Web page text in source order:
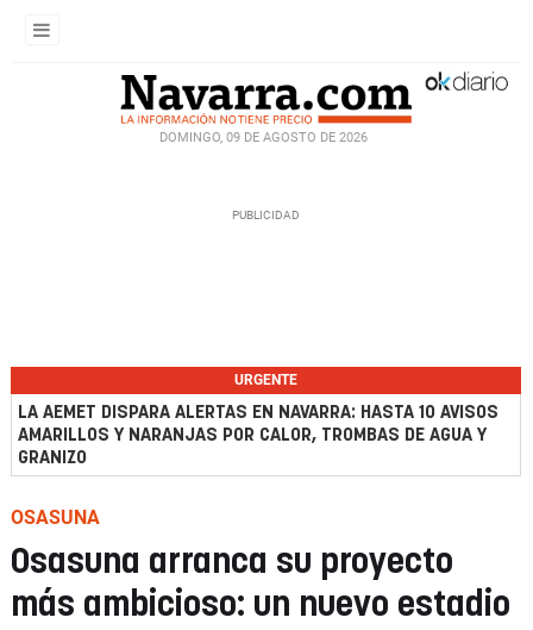
DOMINGO, 09 DE AGOSTO DE 2026
URGENTE
LA AEMET DISPARA ALERTAS EN NAVARRA: HASTA 10 AVISOS
AMARILLOS Y NARANJAS POR CALOR, TROMBAS DE AGUA Y
GRANIZO
OSASUNA
Osasuna arranca su proyecto
más ambicioso: un nuevo estadio